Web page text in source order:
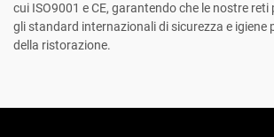
cui ISO9001 e CE, garantendo che le nostre
gli standard internazionali di sicurezza e igiene
della ristorazione.